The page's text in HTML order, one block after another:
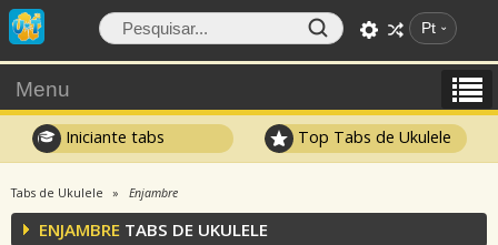
Pt
Menu
Iniciante tabs Top Tabs de Ukulele
Tabs de Ukulele Enjambre
ENJAMBRE TABS DE UKULELE